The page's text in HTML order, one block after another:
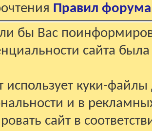
Правил форума
бы Вас
сайта
использует куки-файлы
и в
сайт в